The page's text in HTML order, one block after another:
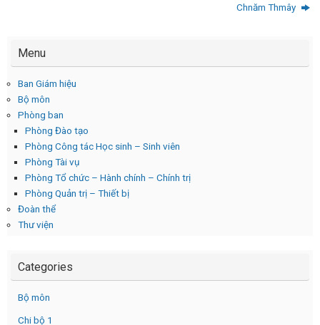
Chnăm Thmây
Menu
Ban Giám hiệu
Bộ môn
Phòng ban
Phòng Đào tạo
Phòng Công tác Học sinh – Sinh viên
Phòng Tài vụ
Phòng Tổ chức – Hành chính – Chính trị
Phòng Quản trị – Thiết bị
Đoàn thể
Thư viện
Categories
Bộ môn
Chi bộ 1